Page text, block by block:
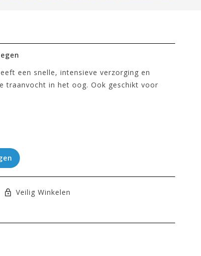
een snelle, intensieve verzorging en
traanvocht in het oog. Ook geschikt voor
Veilig Winkelen